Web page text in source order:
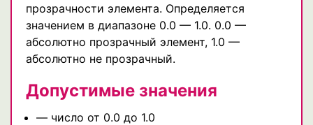
прозрачности элемента. Определяется
значением в диапазоне 0.0 — 1.0. 0.0 —
абсолютно прозрачный элемент, 1.0 —
абсолютно не прозрачный.
Допустимые значения
— число от 0.0 до 1.0